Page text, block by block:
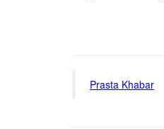
Prasta Khabar